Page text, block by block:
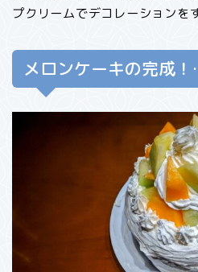
プクリームでデコレーションを
メロンケーキの完成